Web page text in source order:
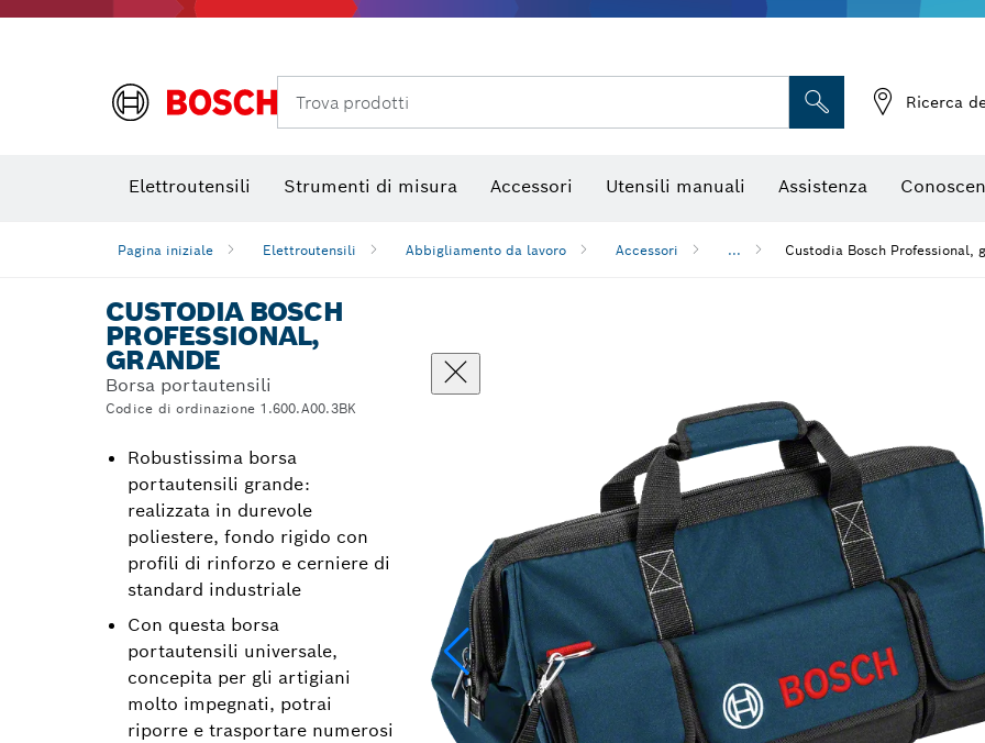
Trova prodotti Ricerca
Elettroutensili Strumenti di misura Accessori Utensili manuali Assistenza
Pagina iniziale Elettroutensili Abbigliamento da lavoro Accessori ... Custodia Bosch Professional,
CUSTODIA BOSCH
PROFESSIONAL,
GRANDE
Borsa portautensili
Codice di ordinazione 1.600.A00.3BK
Robustissima borsa
portautensili grande:
realizzata in durevole
poliestere, fondo rigido con
profili di rinforzo e cerniere di
standard industriale
Con questa borsa
portautensili universale,
concepita per gli artigiani
molto impegnati, potrai
riporre e trasportare numerosi